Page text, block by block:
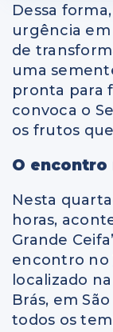
Dessa
urgência
de
uma
pronta para
convoca o
os frutos
O encontro
Nesta
horas,
Grande
encontro no
localizado
Brás, em
todos os